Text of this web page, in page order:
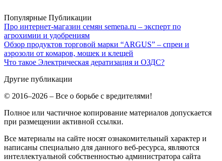
Популярные Публикации
Про интернет-магазин семян semena.ru – эксперт по
агрохимии и удобрениям
Обзор продуктов торговой марки “ARGUS” – спреи и
аэрозоли от комаров, мошек и клещей
Что такое Электрическая дератизация и ОЗДС?
Другие публикации
© 2016–2026 – Все о борьбе с вредителями!
Полное или частичное копирование материалов допускается
при размещении активной ссылки.
Все материалы на сайте носят ознакомительный характер и
написаны специально для данного веб-ресурса, являются
интеллектуальной собственностью администратора сайта